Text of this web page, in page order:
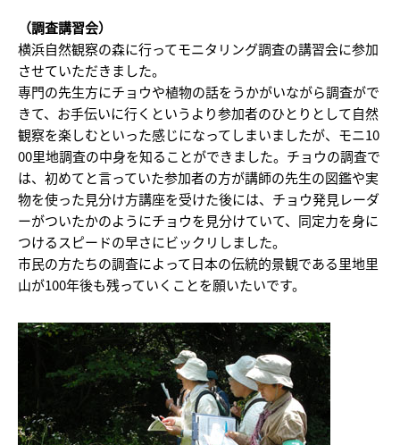
（調査講習会）
横浜自然観察の森に行ってモニタリング調査の講習会に参加
させていただきました。
専門の先生方にチョウや植物の話をうかがいながら調査がで
きて、お手伝いに行くというより参加者のひとりとして自然
観察を楽しむといった感じになってしまいましたが、モニ10
00里地調査の中身を知ることができました。チョウの調査で
は、初めてと言っていた参加者の方が講師の先生の図鑑や実
物を使った見分け方講座を受けた後には、チョウ発見レーダ
ーがついたかのようにチョウを見分けていて、同定力を身に
つけるスピードの早さにビックリしました。
市民の方たちの調査によって日本の伝統的景観である里地里
山が100年後も残っていくことを願いたいです。